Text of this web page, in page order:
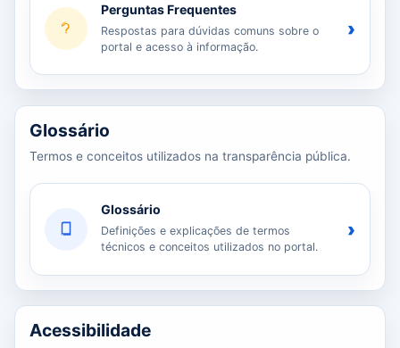
Perguntas Frequentes
Respostas para dúvidas comuns sobre o
portal e acesso à informação.
›
Glossário
Termos e conceitos utilizados na transparência pública.
Glossário
Definições e explicações de termos
técnicos e conceitos utilizados no portal.
›
Acessibilidade